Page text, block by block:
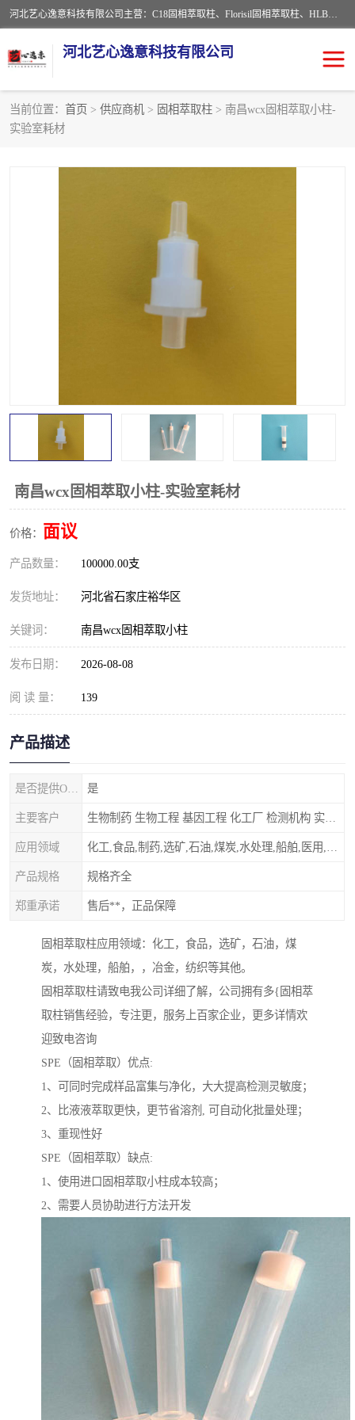
河北艺心逸意科技有限公司主营：C18固相萃取柱、Florisil固相萃取柱、HLB固相萃取柱、MCX固相萃取柱、QuEChERS、固相萃取空柱、针式过滤器 、固相萃取柱、黄曲霉毒素亲和柱。全国咨询热线：18630105913。河北艺心逸意科技有限公司接受来样定做，我们秉承着“顾客至上，锐意进取”的经营理念，坚持客户至上的原则为广大客户提供优质的服务，欢迎广大客户惠顾！免费咨询！
河北艺心逸意科技有限公司
当前位置： 首页 > 供应商机 > 固相萃取柱 > 南昌wcx固相萃取小柱-
实验室耗材
南昌wcx固相萃取小柱-实验室耗材
价格： 面议
产品数量： 100000.00支
发货地址： 河北省石家庄裕华区
关键词： 南昌wcx固相萃取小柱
发布日期： 2026-08-08
阅 读 量： 139
产品描述
是
主要客户
应用领域
产品规格 规格齐全
郑重承诺 售后**，正品保障
固相萃取柱应用领域：化工，食品，选矿，石油，煤
炭，水处理，船舶，，冶金，纺织等其他。
固相萃取柱请致电我公司详细了解，公司拥有多{固相萃
取柱销售经验，专注更，服务上百家企业，更多详情欢
迎致电咨询
SPE（固相萃取）优点:
1、可同时完成样品富集与净化，大大提高检测灵敏度；
2、比液液萃取更快，更节省溶剂, 可自动化批量处理；
3、重现性好
SPE（固相萃取）缺点:
1、使用进口固相萃取小柱成本较高；
2、需要人员协助进行方法开发
固相萃取柱
过滤器/滤膜
SPE配件